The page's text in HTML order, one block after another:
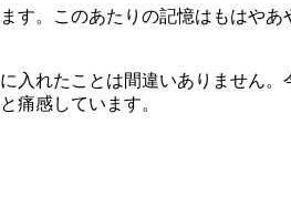
す。このあたりの記憶はもはやあ
れたことは間違いありません。
痛感しています。